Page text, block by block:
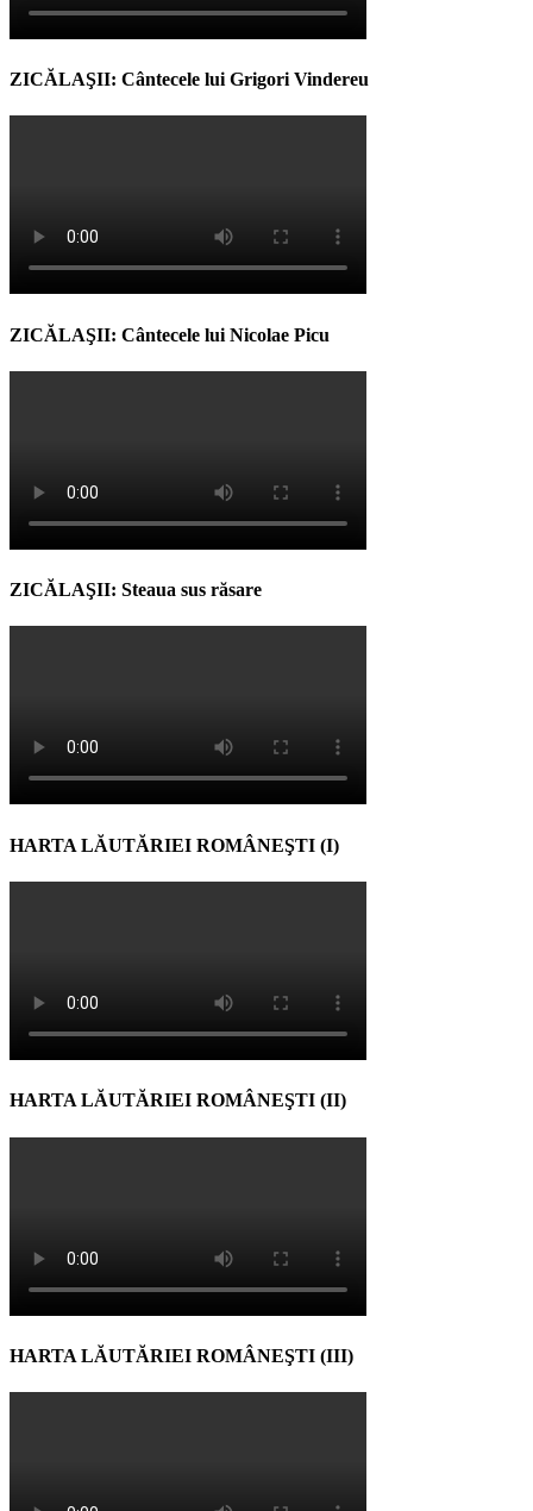
ZICĂLAŞII: Cântecele lui Grigori Vindereu
ZICĂLAŞII: Cântecele lui Nicolae Picu
ZICĂLAŞII: Steaua sus răsare
HARTA LĂUTĂRIEI ROMÂNEŞTI (I)
HARTA LĂUTĂRIEI ROMÂNEŞTI (II)
HARTA LĂUTĂRIEI ROMÂNEŞTI (III)